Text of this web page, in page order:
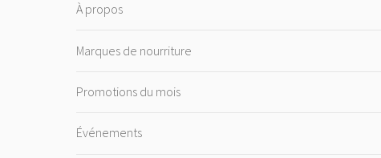
À propos
Marques de nourriture
Promotions du mois
Événements